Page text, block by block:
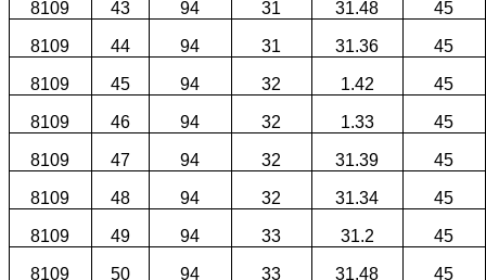
8109 43 94 31 31.48 45
8109 44 94 31 31.36 45
8109 45 94 32 1.42 45
8109 46 94 32 1.33 45
8109 47 94 32 31.39 45
8109 48 94 32 31.34 45
8109 49 94 33 31.2 45
8109 50 94 33 31.48 45